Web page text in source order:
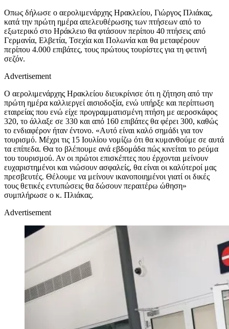
Οπως δήλωσε ο αερολιμενάρχης Ηρακλείου, Γιώργος Πλιάκας,
κατά την πρώτη ημέρα απελευθέρωσης των πτήσεων από το
εξωτερικό στο Ηράκλειο θα φτάσουν περίπου 40 πτήσεις από
Γερμανία, Ελβετία, Τσεχία και Πολωνία και θα μεταφέρουν
περίπου 4.000 επιβάτες, τους πρώτους τουρίστες για τη φετινή
σεζόν.
Advertisement
Ο αερολιμενάρχης Ηρακλείου διευκρίνισε ότι η ζήτηση από την
πρώτη ημέρα καλλιεργεί αισιοδοξία, ενώ υπήρξε και περίπτωση
εταιρείας που ενώ είχε προγραμματισμένη πτήση με αεροσκάφος
320, το άλλαξε σε 330 και από 160 επιβάτες θα φέρει 300, καθώς
το ενδιαφέρον ήταν έντονο. «Αυτό είναι καλό σημάδι για τον
τουρισμό. Μέχρι τις 15 Ιουλίου νομίζω ότι θα κυμανθούμε σε αυτά
τα επίπεδα. Θα το βλέπουμε ανά εβδομάδα πώς κινείται το ρεύμα
του τουρισμού. Αν οι πρώτοι επισκέπτες που έρχονται μείνουν
ευχαριστημένοι και νιώσουν ασφαλείς, θα είναι οι καλύτεροί μας
πρεσβευτές. Θέλουμε να μείνουν ικανοποιημένοι γιατί οι δικές
τους θετικές εντυπώσεις θα δώσουν περαιτέρω ώθηση»
συμπλήρωσε ο κ. Πλιάκας.
Advertisement